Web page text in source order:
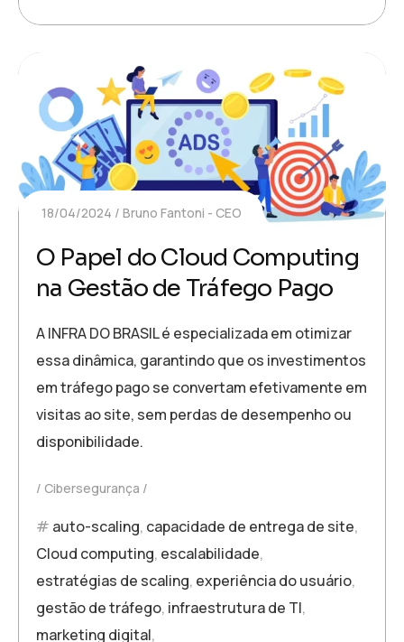
18/04/2024 Bruno Fantoni - CEO
O Papel do Cloud Computing
na Gestão de Tráfego Pago
A INFRA DO BRASIL é especializada em otimizar
essa dinâmica, garantindo que os investimentos
em tráfego pago se convertam efetivamente em
visitas ao site, sem perdas de desempenho ou
disponibilidade.
Cibersegurança
auto-scaling, capacidade de entrega de site,
Cloud computing, escalabilidade,
estratégias de scaling, experiência do usuário,
gestão de tráfego, infraestrutura de TI,
marketing digital,